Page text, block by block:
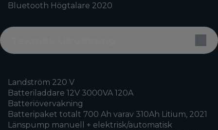
Bluetooth Högtalare 2020
Landström 220 V
Batteriladdare 12V 3000VA 120A
Batteriövervakning
Batteripaket totalt 700 Ah varav 310Ah Litium, 2021
Länspump manuell + elektrisk/automatisk